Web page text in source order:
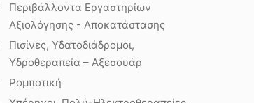
Περιβάλλοντα Εργαστηρίων
Αξιολόγησης - Αποκατάστασης
Πισίνες, Υδατοδιάδρομοι,
Υδροθεραπεία – Αξεσουάρ
Ρομποτική